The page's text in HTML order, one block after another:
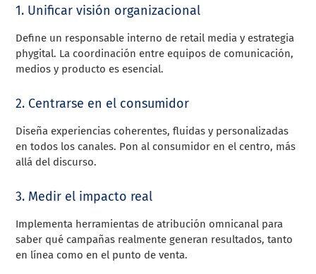
1. Unificar visión organizacional
Define un responsable interno de retail media y estrategia
phygital. La coordinación entre equipos de comunicación,
medios y producto es esencial.
2. Centrarse en el consumidor
Diseña experiencias coherentes, fluidas y personalizadas
en todos los canales. Pon al consumidor en el centro, más
allá del discurso.
3. Medir el impacto real
Implementa herramientas de atribución omnicanal para
saber qué campañas realmente generan resultados, tanto
en línea como en el punto de venta.